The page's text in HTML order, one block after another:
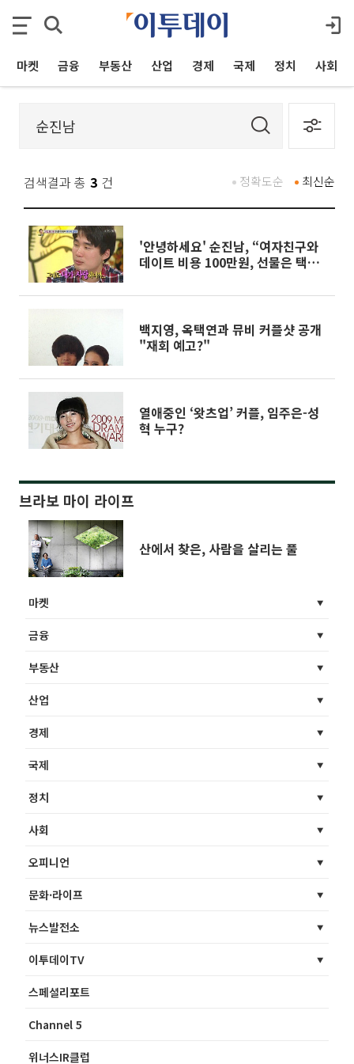
마켓 금융 부동산 산업 경제 국제 정치 사회
검색결과 총 3 건 최신순
정확도순
'안녕하세요' 순진남, “여자친구와
데이트 비용 100만원, 선물은 택배
백지영, 옥택연과 뮤비 커플샷 공개
"재회 예고?"
열애중인 ‘왓츠업’ 커플, 임주은-성
혁 누구?
브라보 마이 라이프
산에서 찾은, 사람을 살리는 풀
마켓
금융
부동산
산업
경제
국제
정치
사회
오피니언
문화·라이프
뉴스발전소
이투데이TV
스페셜리포트
Channel 5
위너스IR클럽